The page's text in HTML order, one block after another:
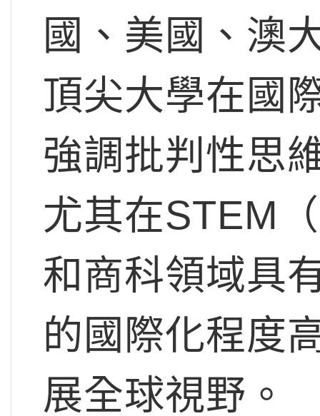
國、美國、澳
頂尖大學在國
強調批判性思
尤其在STEM
和商科領域具
的國際化程度
展全球視野。